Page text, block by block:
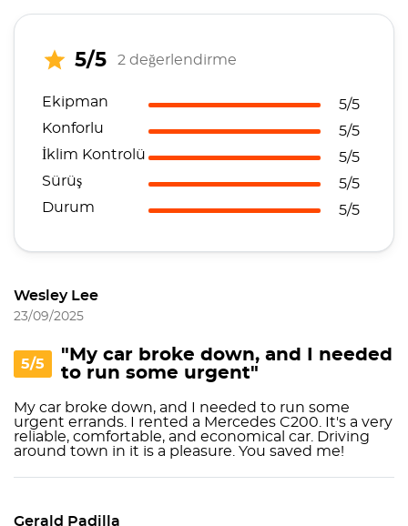
5/5 2 değerlendirme
Ekipman
5/5
Konforlu
5/5
İklim Kontrolü
5/5
Sürüş
5/5
Durum
5/5
Wesley Lee
23/09/2025
5/5
"My car broke down, and I needed
to run some urgent"
My car broke down, and I needed to run some
urgent errands. I rented a Mercedes C200. It's a very
reliable, comfortable, and economical car. Driving
around town in it is a pleasure. You saved me!
Gerald Padilla